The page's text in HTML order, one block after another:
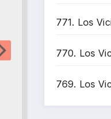
771. Los
770. Los
769. Los